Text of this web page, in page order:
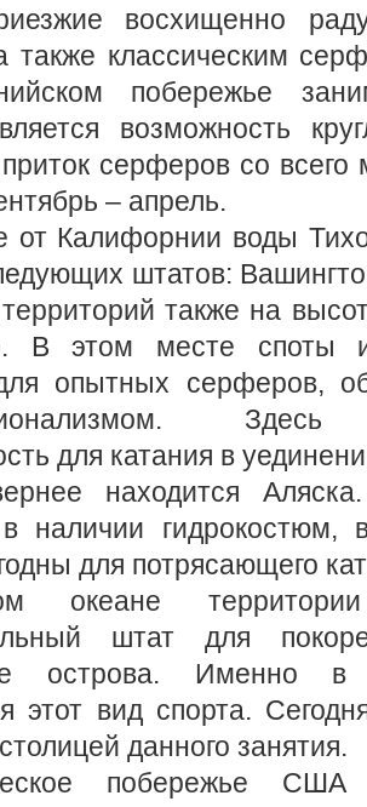
восхищенно
также классическим
побережье
возможность
серферов со всего
– апрель.
от Калифорнии воды
штатов:
также на
В этом месте споты
опытных серферов,
Здесь
для катания в
находится
наличии гидрокостюм,
для потрясающего
океане
штат для
острова. Именно в
этот вид спорта.
данного занятия.
побережье